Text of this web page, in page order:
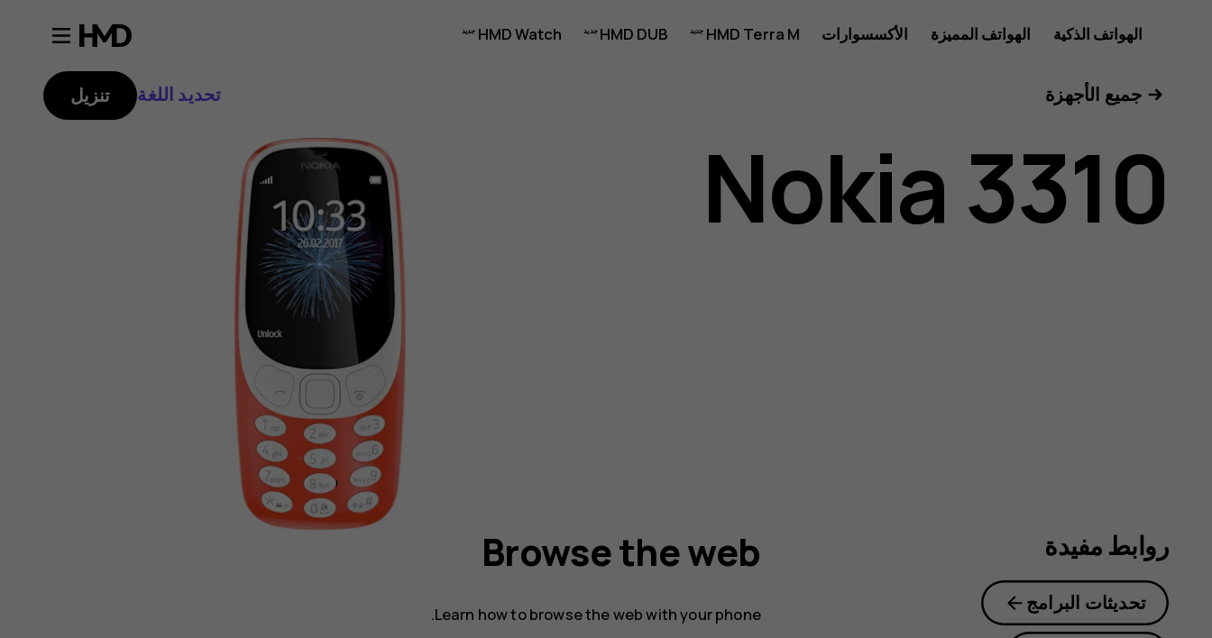
دليل
مستخدم
Nokia
الهواتف الذكية الهواتف المميزة الأكسسوارات HMD Terra M
HMD DUB
HMD Watch
جميع الأجهزة تحديد اللغة تنزيل
Nokia 3310
Browse the web
Learn how to browse the web with your phone.
روابط مفيدة
تحديثات البرامج